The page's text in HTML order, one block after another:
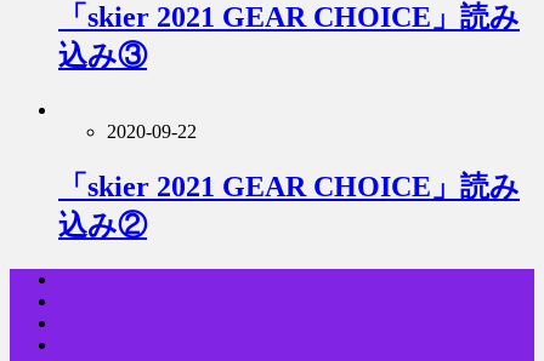
「skier 2021 GEAR CHOICE」読み
込み③
2020-09-22
「skier 2021 GEAR CHOICE」読み
込み②